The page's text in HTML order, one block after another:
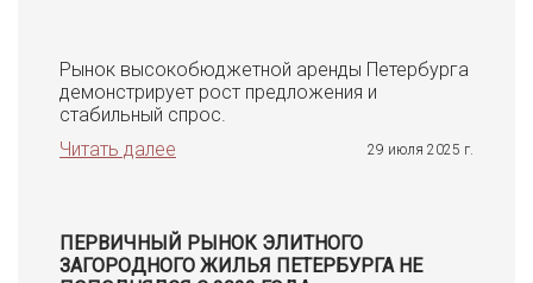
Рынок высокобюджетной аренды Петербурга
демонстрирует рост предложения и
стабильный спрос.
Читать далее
29 июля 2025 г.
ПЕРВИЧНЫЙ РЫНОК ЭЛИТНОГО
ЗАГОРОДНОГО ЖИЛЬЯ ПЕТЕРБУРГА НЕ